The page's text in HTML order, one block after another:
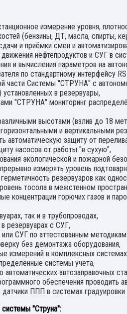
измерение уровня,
(бензины, ДТ, масла, спирты,
и приёмки смен и
нефтепродуктов и СУГ в
и вычисления параметров на
по стандартному интерфейсу
части Системы "СТРУНА" с
в резервуары,
"СТРУНА" мониторинг
высотами (взлив до 18
и вертикальными
автоматическую защиту от
насосов от работы "в сухую",
экологической и пожарной
измерять уровень
резервуаров как
тосола в межстенном
концентрации горючих газов и
так и в трубопроводах,
резервуарах с СУГ,
СУГ по аттестованным
без демонтажа оборудования,
измерений в комплексных
системы учёта,
автозаправочных
обеспечения проводить
ППП в системах
системы "Струна":